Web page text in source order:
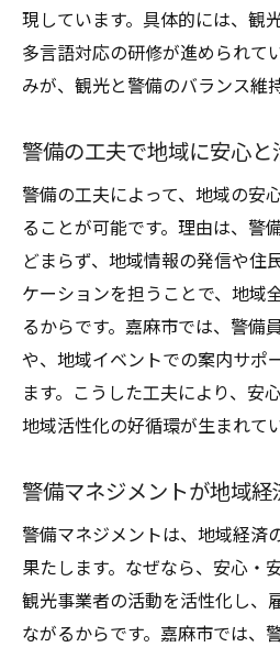
現しています。具体的には、観
多言語対応の研修が進められて
みが、観光と警備のバランス維
警備の工夫で地域に安心
警備の工夫によって、地域の安
ることが可能です。理由は、警
どまらず、地域情報の発信や住
ケーションを担うことで、地域
るからです。嘉麻市では、警備
や、地域イベントでの案内サポ
ます。こうした工夫により、安
地域活性化の好循環が生まれてい
警備マネジメントが地域
警備マネジメントは、地域経済
果たします。なぜなら、安心・
観光事業者の活動を活性化し、
ながるからです。嘉麻市では、